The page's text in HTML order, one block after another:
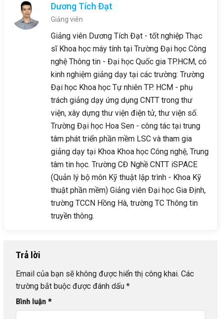
Dương Tích Đạt
Giảng viên
Giảng viên Dương Tích Đạt - tốt nghiệp Thạc
sĩ Khoa học máy tính tại Trường Đại học Công
nghệ Thông tin - Đại học Quốc gia TP.HCM, có
kinh nghiệm giảng dạy tại các trường: Trường
Đại học Khoa học Tự nhiên TP. HCM - phụ
trách giảng dạy ứng dụng CNTT trong thư
viện, xây dựng thư viện điện tử, thư viện số.
Trường Đại học Hoa Sen - công tác tại trung
tâm phát triển phần mềm LSC và tham gia
giảng dạy tại Khoa Khoa học Công nghệ, Trung
tâm tin học. Trường CĐ Nghề CNTT iSPACE
(Quản lý bộ môn Kỹ thuật lập trình - Khoa Kỹ
thuật phần mềm) Giảng viên Đại học Gia Định,
trường TCCN Hồng Hà, trường TC Thông tin
truyền thông.
Trả lời
Email của bạn sẽ không được hiển thị công khai. Các
trường bắt buộc được đánh dấu *
Bình luận *